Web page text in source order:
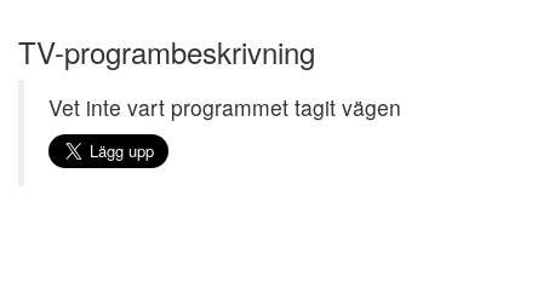
TV-programbeskrivning
Vet inte vart programmet tagit vägen